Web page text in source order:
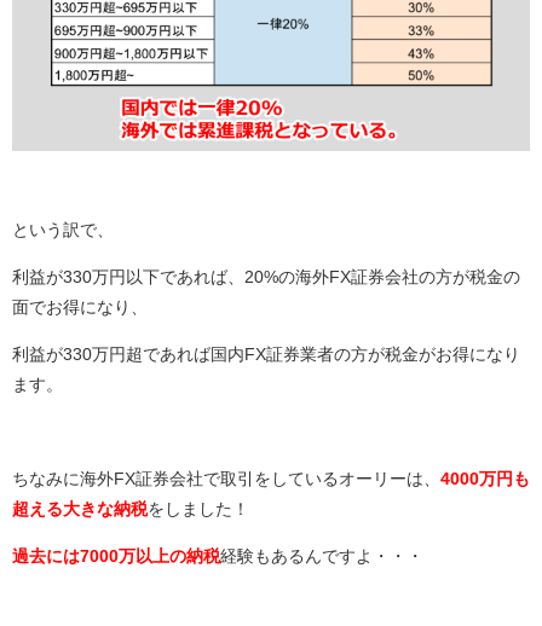
という訳で、
利益が330万円以下であれば、20%の海外FX証券会社の方が税金の
面でお得になり、
利益が330万円超であれば国内FX証券業者の方が税金がお得になり
ます。
ちなみに海外FX証券会社で取引をしているオーリーは、 4000万円も
超える大きな納税をしました！
過去には7000万以上の納税経験もあるんですよ・・・